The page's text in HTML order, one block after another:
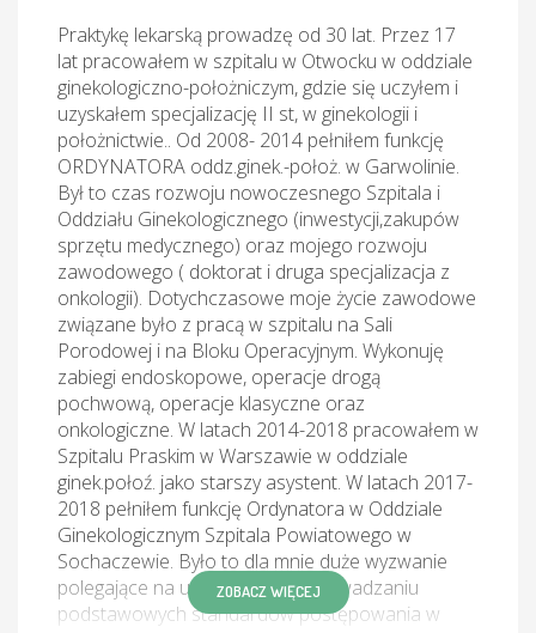
Praktykę lekarską prowadzę od 30 lat. Przez 17
lat pracowałem w szpitalu w Otwocku w oddziale
ginekologiczno-położniczym, gdzie się uczyłem i
uzyskałem specjalizację II st, w ginekologii i
położnictwie.. Od 2008- 2014 pełniłem funkcję
ORDYNATORA oddz.ginek.-położ. w Garwolinie.
Był to czas rozwoju nowoczesnego Szpitala i
Oddziału Ginekologicznego (inwestycji,zakupów
sprzętu medycznego) oraz mojego rozwoju
zawodowego ( doktorat i druga specjalizacja z
onkologii). Dotychczasowe moje życie zawodowe
związane było z pracą w szpitalu na Sali
Porodowej i na Bloku Operacyjnym. Wykonuję
zabiegi endoskopowe, operacje drogą
pochwową, operacje klasyczne oraz
onkologiczne. W latach 2014-2018 pracowałem w
Szpitalu Praskim w Warszawie w oddziale
ginek.połoź. jako starszy asystent. W latach 2017-
2018 pełniłem funkcję Ordynatora w Oddziale
Ginekologicznym Szpitala Powiatowego w
Sochaczewie. Było to dla mnie duże wyzwanie
polegające na ustawicznym wprowadzaniu
podstawowych standardów postępowania w
ZOBACZ WIĘCEJ